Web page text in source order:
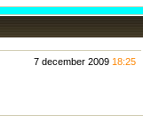
7 december 2009 18:25